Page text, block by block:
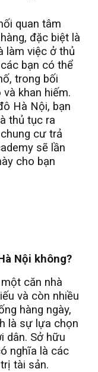
quan tâm
đặc biệt là
làm việc ở thủ
bạn có thể
trong bối
khan hiếm.
Hà Nội, bạn
thủ tục ra
cư trả
sẽ lần
cho bạn
Nội không?
căn nhà
và còn nhiều
hàng ngày,
là sự lựa chọn
dân. Sở hữu
nghĩa là các
tài sản.